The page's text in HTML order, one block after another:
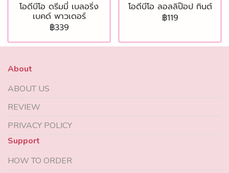
โอดีบีโอ ดรีมมี่ เบลอริ่ง
เบคด์ พาวเดอร์
฿339
โอดีบีโอ ลอลลิป๊อป ทินต์
฿119
About
ABOUT US
REVIEW
PRIVACY POLICY
Support
HOW TO ORDER